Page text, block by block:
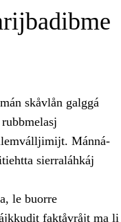
skåvlån galggá
Mánná-
sierraláhkáj
le buorre
faktåvråjt ma li